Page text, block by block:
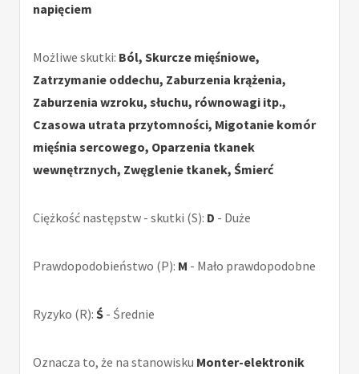
napięciem
Możliwe skutki: Ból, Skurcze mięśniowe,
Zatrzymanie oddechu, Zaburzenia krążenia,
Zaburzenia wzroku, słuchu, równowagi itp.,
Czasowa utrata przytomności, Migotanie komór
mięśnia sercowego, Oparzenia tkanek
wewnętrznych, Zwęglenie tkanek, Śmierć
Ciężkość następstw - skutki (S): D - Duże
Prawdopodobieństwo (P): M - Mało prawdopodobne
Ryzyko (R): Ś - Średnie
Oznacza to, że na stanowisku Monter-elektronik